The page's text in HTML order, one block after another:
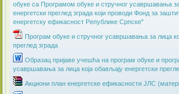
обуке са Програмом обуке и стручног усавршавања
енергетски преглед зграда који проводи Фонд за
енергетску ефикасност Републике Српске"
Програм обуке и стручног усавршавања за лица
преглед зграда
Образац пријаве учешћа на програм обуке и
усавршавања за лица која обављају енергетски
Акциони план енергетске ефикасности ЈЛС